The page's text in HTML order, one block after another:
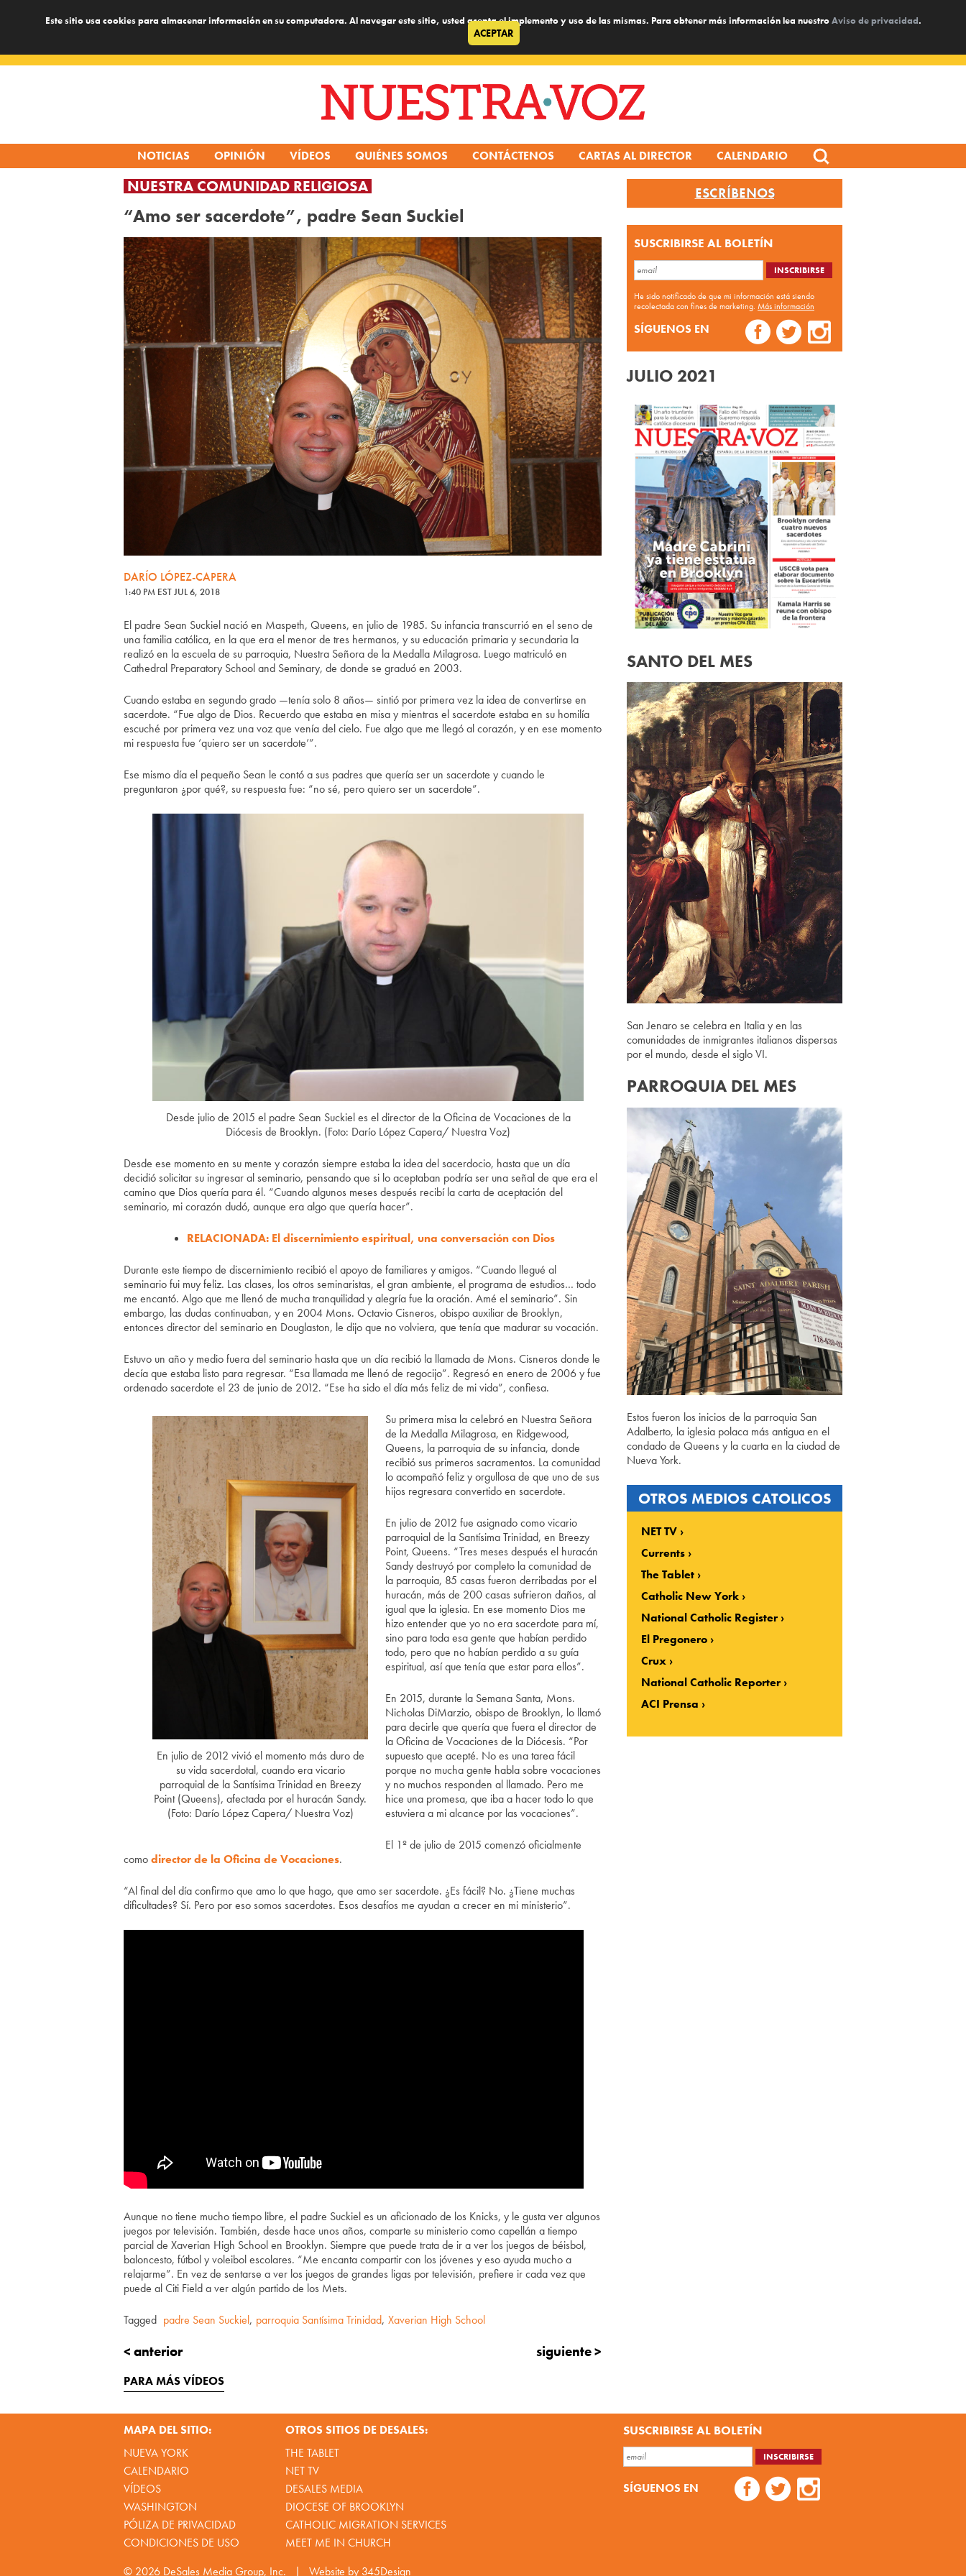
Este sitio usa cookies para almacenar información en su computadora. Al navegar este sitio, usted acepta el implemento y uso de las mismas. Para obtener más información lea nuestroAviso de privacidad.
ACEPTAR
NOTICIAS OPINIÓN VÍDEOS QUIÉNES SOMOS CONTÁCTENOS CARTAS AL DIRECTOR CALENDARIO
Search
for:
NUESTRA COMUNIDAD RELIGIOSA
“Amo ser sacerdote”, padre Sean Suckiel
DARÍO LÓPEZ-CAPERA
1:40 PM EST JUL 6, 2018
El padre Sean Suckiel nació en Maspeth, Queens, en julio de 1985. Su infancia transcurrió en el seno de
una familia católica, en la que era el menor de tres hermanos, y su educación primaria y secundaria la
realizó en la escuela de su parroquia, Nuestra Señora de la Medalla Milagrosa. Luego matriculó en
Cathedral Preparatory School and Seminary, de donde se graduó en 2003.
Cuando estaba en segundo grado —tenía solo 8 años— sintió por primera vez la idea de convertirse en
sacerdote. “Fue algo de Dios. Recuerdo que estaba en misa y mientras el sacerdote estaba en su homilía
escuché por primera vez una voz que venía del cielo. Fue algo que me llegó al corazón, y en ese momento
mi respuesta fue ‘quiero ser un sacerdote’”.
Ese mismo día el pequeño Sean le contó a sus padres que quería ser un sacerdote y cuando le
preguntaron ¿por qué?, su respuesta fue: “no sé, pero quiero ser un sacerdote”.
Desde julio de 2015 el padre Sean Suckiel es el director de la Oficina de Vocaciones de la
Diócesis de Brooklyn. (Foto: Darío López Capera/ Nuestra Voz)
Desde ese momento en su mente y corazón siempre estaba la idea del sacerdocio, hasta que un día
decidió solicitar su ingresar al seminario, pensando que si lo aceptaban podría ser una señal de que era el
camino que Dios quería para él. “Cuando algunos meses después recibí la carta de aceptación del
seminario, mi corazón dudó, aunque era algo que quería hacer”.
RELACIONADA: El discernimiento espiritual, una conversación con Dios
Durante este tiempo de discernimiento recibió el apoyo de familiares y amigos. “Cuando llegué al
seminario fui muy feliz. Las clases, los otros seminaristas, el gran ambiente, el programa de estudios… todo
me encantó. Algo que me llenó de mucha tranquilidad y alegría fue la oración. Amé el seminario”. Sin
embargo, las dudas continuaban, y en 2004 Mons. Octavio Cisneros, obispo auxiliar de Brooklyn,
entonces director del seminario en Douglaston, le dijo que no volviera, que tenía que madurar su vocación.
Estuvo un año y medio fuera del seminario hasta que un día recibió la llamada de Mons. Cisneros donde le
decía que estaba listo para regresar. “Esa llamada me llenó de regocijo”. Regresó en enero de 2006 y fue
ordenado sacerdote el 23 de junio de 2012. “Ese ha sido el día más feliz de mi vida”, confiesa.
En julio de 2012 vivió el momento más duro de
su vida sacerdotal, cuando era vicario
parroquial de la Santísima Trinidad en Breezy
Point (Queens), afectada por el huracán Sandy.
(Foto: Darío López Capera/ Nuestra Voz)
Su primera misa la celebró en Nuestra Señora
de la Medalla Milagrosa, en Ridgewood,
Queens, la parroquia de su infancia, donde
recibió sus primeros sacramentos. La comunidad
lo acompañó feliz y orgullosa de que uno de sus
hijos regresara convertido en sacerdote.
En julio de 2012 fue asignado como vicario
parroquial de la Santísima Trinidad, en Breezy
Point, Queens. “Tres meses después el huracán
Sandy destruyó por completo la comunidad de
la parroquia, 85 casas fueron derribadas por el
huracán, más de 200 casas sufrieron daños, al
igual que la iglesia. En ese momento Dios me
hizo entender que yo no era sacerdote para mí,
sino para toda esa gente que habían perdido
todo, pero que no habían perdido a su guía
espiritual, así que tenía que estar para ellos”.
En 2015, durante la Semana Santa, Mons.
Nicholas DiMarzio, obispo de Brooklyn, lo llamó
para decirle que quería que fuera el director de
la Oficina de Vocaciones de la Diócesis. “Por
supuesto que acepté. No es una tarea fácil
porque no mucha gente habla sobre vocaciones
y no muchos responden al llamado. Pero me
hice una promesa, que iba a hacer todo lo que
estuviera a mi alcance por las vocaciones”.
El 1º de julio de 2015 comenzó oficialmente
comodirector de la Oficina de Vocaciones.
“Al final del día confirmo que amo lo que hago, que amo ser sacerdote. ¿Es fácil? No. ¿Tiene muchas
dificultades? Sí. Pero por eso somos sacerdotes. Esos desafíos me ayudan a crecer en mi ministerio”.
Aunque no tiene mucho tiempo libre, el padre Suckiel es un aficionado de los Knicks, y le gusta ver algunos
juegos por televisión. También, desde hace unos años, comparte su ministerio como capellán a tiempo
parcial de Xaverian High School en Brooklyn. Siempre que puede trata de ir a ver los juegos de béisbol,
baloncesto, fútbol y voleibol escolares. “Me encanta compartir con los jóvenes y eso ayuda mucho a
relajarme”. En vez de sentarse a ver los juegos de grandes ligas por televisión, prefiere ir cada vez que
puede al Citi Field a ver algún partido de los Mets.
Tagged padre Sean Suckiel, parroquia Santísima Trinidad, Xaverian High School
< anterior siguiente >
PARA MÁS VÍDEOS
ESCRÍBENOS
SUSCRIBIRSE AL BOLETÍN
He sido notificado de que mi información está siendo
recolectada con fines de marketing. Más información
SÍGUENOS EN
JULIO 2021
SANTO DEL MES
San Jenaro se celebra en Italia y en las
comunidades de inmigrantes italianos dispersas
por el mundo, desde el siglo VI.
PARROQUIA DEL MES
Estos fueron los inicios de la parroquia San
Adalberto, la iglesia polaca más antigua en el
condado de Queens y la cuarta en la ciudad de
Nueva York.
OTROS MEDIOS CATOLICOS
NET TV
Currents
The Tablet
Catholic New York
National Catholic Register
El Pregonero
Crux
National Catholic Reporter
ACI Prensa
MAPA DEL SITIO:
NUEVA YORK
CALENDARIO
VÍDEOS
WASHINGTON
PÓLIZA DE PRIVACIDAD
CONDICIONES DE USO
OTROS SITIOS DE DESALES:
THE TABLET
NET TV
DESALES MEDIA
DIOCESE OF BROOKLYN
CATHOLIC MIGRATION SERVICES
MEET ME IN CHURCH
SUSCRIBIRSE AL BOLETÍN
SÍGUENOS EN
© 2026 DeSales Media Group, Inc. | Website by 345Design